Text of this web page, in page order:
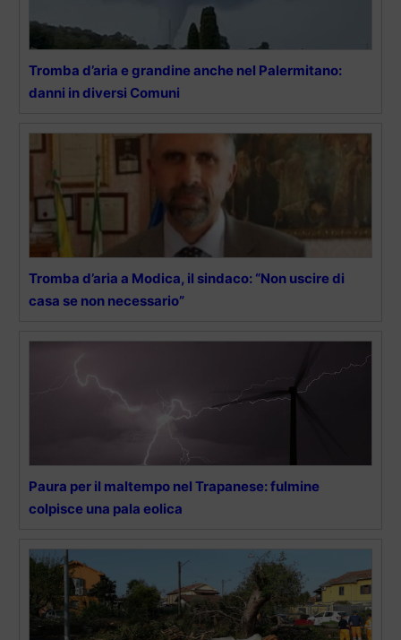
Tromba d’aria e grandine anche nel Palermitano:
danni in diversi Comuni
Tromba d’aria a Modica, il sindaco: “Non uscire di
casa se non necessario”
Paura per il maltempo nel Trapanese: fulmine
colpisce una pala eolica